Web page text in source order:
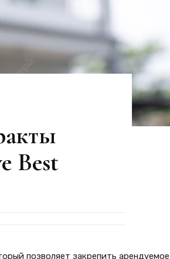
Best
позволяет закрепить арендуемое